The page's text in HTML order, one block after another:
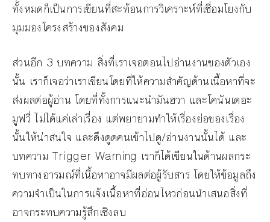
ทั้งหมดก็เป็นการเขียนที่สะท้อนการวิเคราะห์ที่เชื่อมโยงกับ
มุมมองโครงสร้างของสังคม
ส่วนอีก 3 บทความ สิ่งที่เราเจอตอนไปอ่านงานของตัวเอง
นั้น เราก็เจอว่าเราเขียนโดยที่ให้ความสำคัญด้านเนื้อหาที่จะ
ส่งผลต่อผู้อ่าน โดยที่ทั้งการแนะนำมันฮวา และโคนันเดอะ
มูฟวี่ ไม่ได้แค่เล่าเรื่อง แต่พยายามทำให้เรื่องย่อของเรื่อง
นั้นให้น่าสนใจ และดึงดูดคนเข้าไปดู/อ่านงานนั้นได้ และ
บทความ Trigger Warning เราก็ได้เขียนในด้านผลกระ
ทบทางอารมณ์ที่เนื้อหาอาจมีผลต่อผู้รับสาร โดยให้ข้อมูลถึง
ความจำเป็นในการแจ้งเนื้อหาที่อ่อนไหวก่อนนำเสนอสิ่งที่
อาจกระทบความรู้สึกเชิงลบ